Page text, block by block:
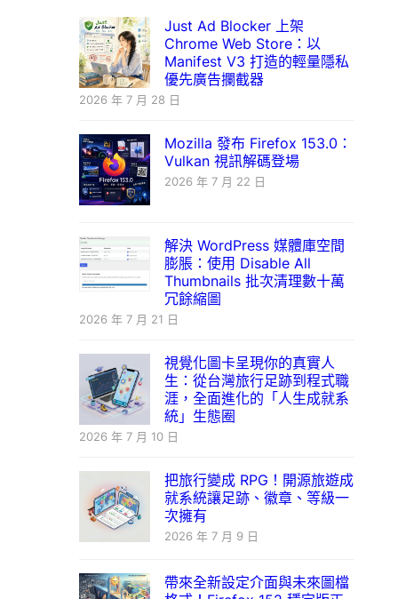
Just Ad Blocker 上架
Chrome Web Store：以
Manifest V3 打造的輕量隱私
優先廣告攔截器
2026 年 7 月 28 日
Mozilla 發布 Firefox 153.0：
Vulkan 視訊解碼登場
2026 年 7 月 22 日
解決 WordPress 媒體庫空間
膨脹：使用 Disable All
Thumbnails 批次清理數十萬
冗餘縮圖
2026 年 7 月 21 日
視覺化圖卡呈現你的真實人
生：從台灣旅行足跡到程式職
涯，全面進化的「人生成就系
統」生態圈
2026 年 7 月 10 日
把旅行變成 RPG！開源旅遊成
就系統讓足跡、徽章、等級一
次擁有
2026 年 7 月 9 日
帶來全新設定介面與未來圖檔